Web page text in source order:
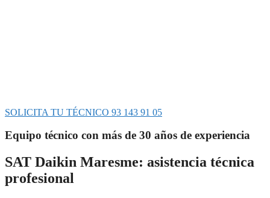
SOLICITA TU TÉCNICO 93 143 91 05
Equipo técnico con más de 30 años de experiencia
SAT Daikin Maresme: asistencia técnica
profesional